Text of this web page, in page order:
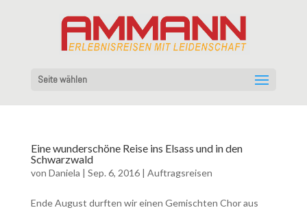
Seite wählen
Eine wunderschöne Reise ins Elsass und in den
Schwarzwald
von Daniela | Sep. 6, 2016| Auftragsreisen
Ende August durften wir einen Gemischten Chor aus